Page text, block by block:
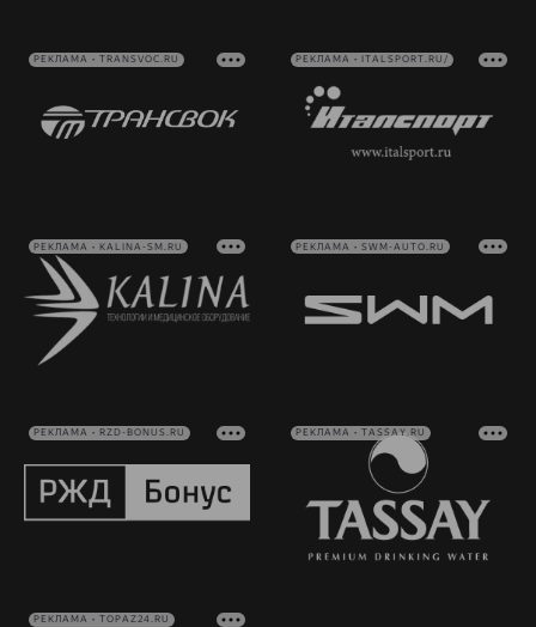
РЕКЛАМА • TRANSVOC.RU РЕКЛАМА • ITALSPORT.RU/
РЕКЛАМА • KALINA-SM.RU РЕКЛАМА • SWM-AUTO.RU
РЕКЛАМА • RZD-BONUS.RU РЕКЛАМА • TASSAY.RU
РЕКЛАМА • TOPAZ24.RU